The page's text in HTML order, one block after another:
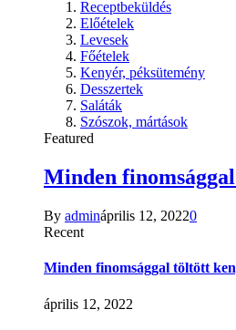
Receptbeküldés
Előételek
Levesek
Főételek
Kenyér, péksütemény
Desszertek
Saláták
Szószok, mártások
Featured
Minden
By admináprilis 12, 20220
Recent
Minden finomsággal töltött
április 12, 2022